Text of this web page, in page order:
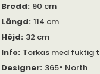
Bredd: 90 cm
Längd: 114 cm
Höjd: 32 cm
Info: Torkas med fuktig
Designer: 365° North